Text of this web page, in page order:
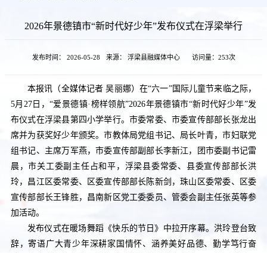
2026年景德镇市“新时代好少年”发布仪式在浮梁举行
发布时间： 2026-05-28 来源： 浮梁县融媒体中心 访问量： 253次
本报讯（全媒体记者 吴丽娜）在“六一”国际儿童节来临之际，
5月27日，“爱景德镇·榜样领航”2026年景德镇市“新时代好少年”发
布仪式在浮梁县第四小学举行。市委常委、市委宣传部部长张龙出
席并为获奖好少年颁奖。市教体局党组书记、局长叶青，市妇联党
组书记、主席万军燕，市委宣传部副部长李新江，团市委副书记雷
晨，市关工委副主任占和平，浮梁县委常委、县委宣传部部长洪
玲，昌江区委常委、区委宣传部部长陈新剑，珠山区委常委、区委
宣传部部长王锋胜，昌南新区党工委委员、管委会副主任张英等参
加活动。
发布仪式在暖场舞蹈《快乐的节日》中拉开序幕。洪玲登台致
辞，寄语广大青少年深耕家国情怀、涵养美好品德、勤学笃行奋